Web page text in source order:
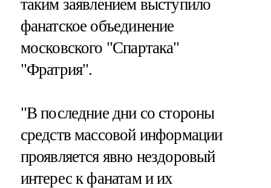
таким заявлением выступило
фанатское объединение
московского "Спартака"
"Фратрия".
"В последние дни со стороны
средств массовой информации
проявляется явно нездоровый
интерес к фанатам и их